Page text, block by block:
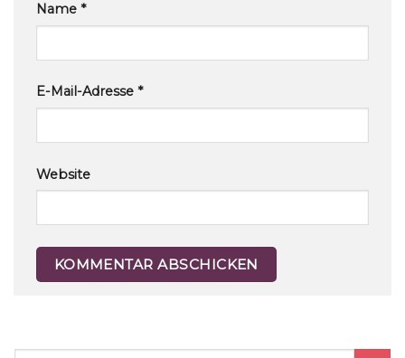
Name *
E-Mail-Adresse *
Website